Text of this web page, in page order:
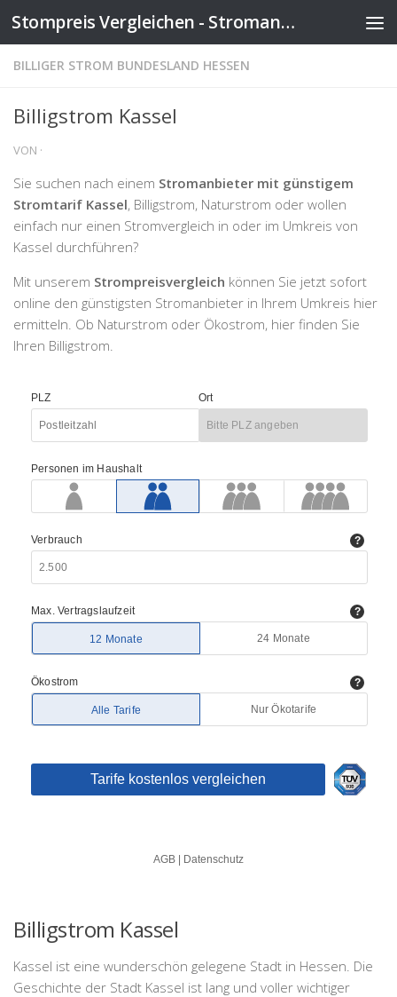
Zum Inhalt springen Stompreis Vergleichen - Stromanbieter wechseln
BILLIGER STROM BUNDESLAND HESSEN
Billigstrom Kassel
VON ·
Sie suchen nach einem Stromanbieter mit günstigem
Stromtarif Kassel, Billigstrom, Naturstrom oder wollen
einfach nur einen Stromvergleich in oder im Umkreis von
Kassel durchführen?
Mit unserem Strompreisvergleich können Sie jetzt sofort
online den günstigsten Stromanbieter in Ihrem Umkreis hier
ermitteln. Ob Naturstrom oder Ökostrom, hier finden Sie
Ihren Billigstrom.
Billigstrom Kassel
Kassel ist eine wunderschön gelegene Stadt in Hessen. Die
Geschichte der Stadt Kassel ist lang und voller wichtiger